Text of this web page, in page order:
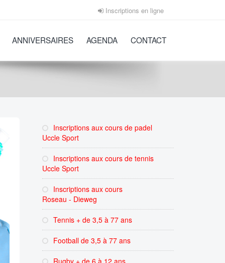
Inscriptions en ligne
ANNIVERSAIRES AGENDA CONTACT
Inscriptions aux cours de padel
Uccle Sport
Inscriptions aux cours de tennis
Uccle Sport
Inscriptions aux cours
Roseau - Dieweg
Tennis + de 3,5 à 77 ans
Football de 3,5 à 77 ans
Rugby + de 6 à 12 ans